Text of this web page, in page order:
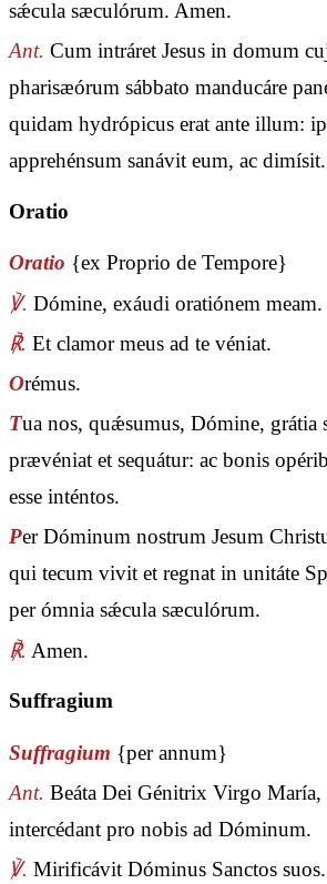
sǽcula sæculórum. Amen.
Ant. Cum intráret Jesus in domum
pharisæórum sábbato manducáre
quidam hydrópicus erat ante illum:
apprehénsum sanávit eum, ac dimísit.
Oratio
Oratio {ex Proprio de Tempore}
℣. Dómine, exáudi oratiónem meam.
℟. Et clamor meus ad te véniat.
Orémus.
Tua nos, quǽsumus, Dómine, grátia
prævéniat et sequátur: ac bonis
esse inténtos.
Per Dóminum nostrum Jesum
qui tecum vivit et regnat in unitáte
per ómnia sǽcula sæculórum.
℟. Amen.
Suffragium
Suffragium {per annum}
Ant. Beáta Dei Génitrix Virgo María,
intercédant pro nobis ad Dóminum.
℣. Mirificávit Dóminus Sanctos suos.